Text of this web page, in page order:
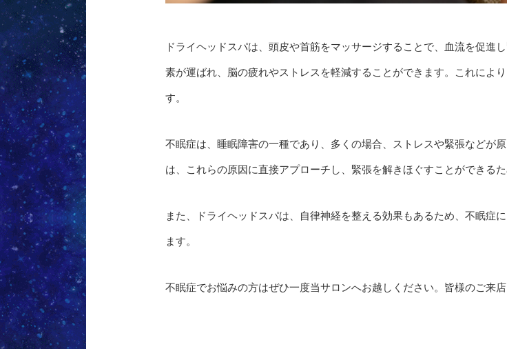
ドライヘッドスパは、頭皮や首筋をマッサージすることで、血流を促進
素が運ばれ、脳の疲れやストレスを軽減することができます。これによ
す。
不眠症は、睡眠障害の一種であり、多くの場合、ストレスや緊張などが
は、これらの原因に直接アプローチし、緊張を解きほぐすことができる
また、ドライヘッドスパは、自律神経を整える効果もあるため、不眠症
ます。
不眠症でお悩みの方はぜひ一度当サロンへお越しください。皆様のご来店